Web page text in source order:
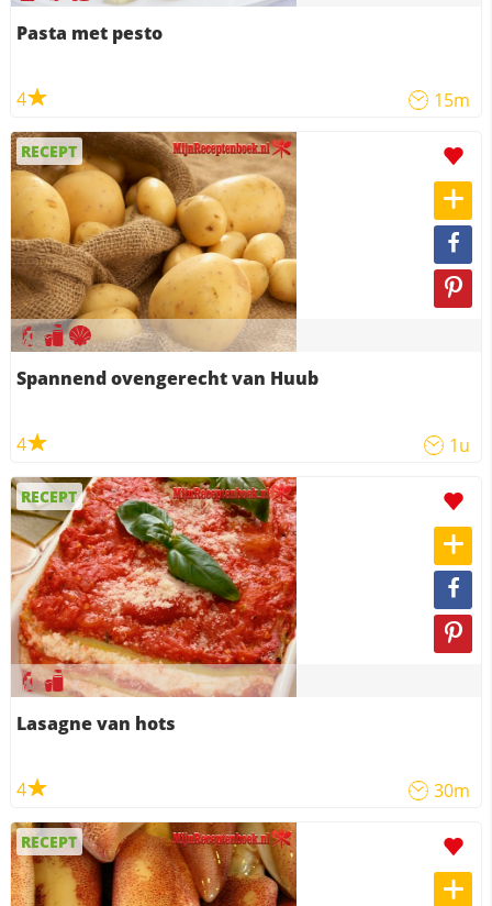
Pasta met pesto
4 15m
RECEPT
Spannend ovengerecht van Huub
4 1u
RECEPT
Lasagne van hots
4 30m
RECEPT